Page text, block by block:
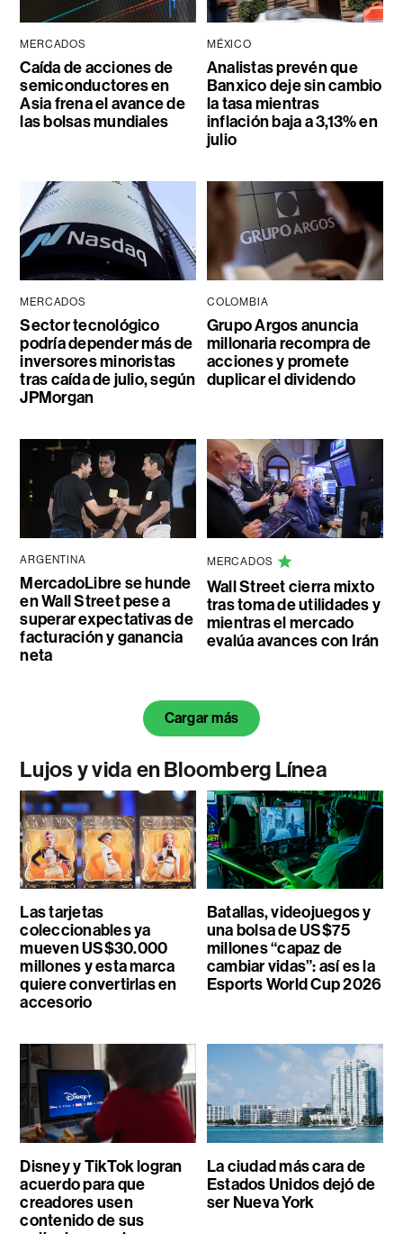
MERCADOS
Caída de acciones de
semiconductores en
Asia frena el avance de
las bolsas mundiales
MÉXICO
Analistas prevén que
Banxico deje sin cambio
la tasa mientras
inflación baja a 3,13% en
julio
MERCADOS
Sector tecnológico
podría depender más de
inversores minoristas
tras caída de julio, según
JPMorgan
COLOMBIA
Grupo Argos anuncia
millonaria recompra de
acciones y promete
duplicar el dividendo
ARGENTINA
MercadoLibre se hunde
en Wall Street pese a
superar expectativas de
facturación y ganancia
neta
MERCADOS
Wall Street cierra mixto
tras toma de utilidades y
mientras el mercado
evalúa avances con Irán
Cargar más
Lujos y vida en Bloomberg Línea
Las tarjetas
coleccionables ya
mueven US$30.000
millones y esta marca
quiere convertirlas en
accesorio
Batallas, videojuegos y
una bolsa de US$75
millones “capaz de
cambiar vidas”: así es la
Esports World Cup 2026
Disney y TikTok logran
acuerdo para que
creadores usen
contenido de sus
La ciudad más cara de
Estados Unidos dejó de
ser Nueva York